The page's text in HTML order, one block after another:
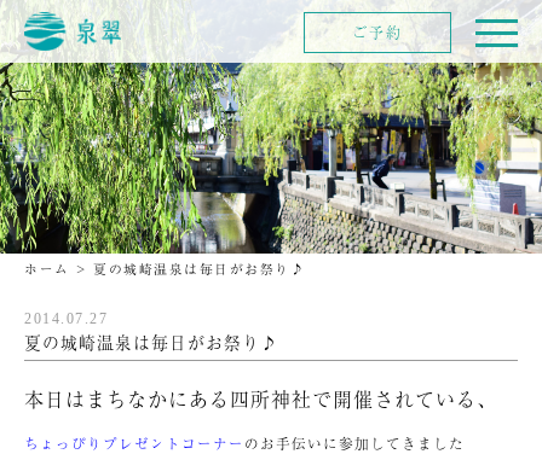
ホーム > 夏の城崎温泉は毎日がお祭り♪
2014.07.27
夏の城崎温泉は毎日がお祭り♪
本日はまちなかにある四所神社で開催されている、
ちょっぴりプレゼントコーナー のお手伝いに参加してきました
ご予約